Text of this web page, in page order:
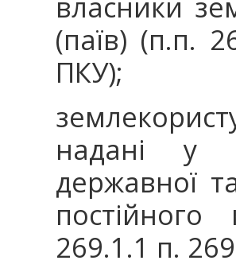
(паїв) (п.п.
ПКУ);
надані у
державної
269.1.1 п.